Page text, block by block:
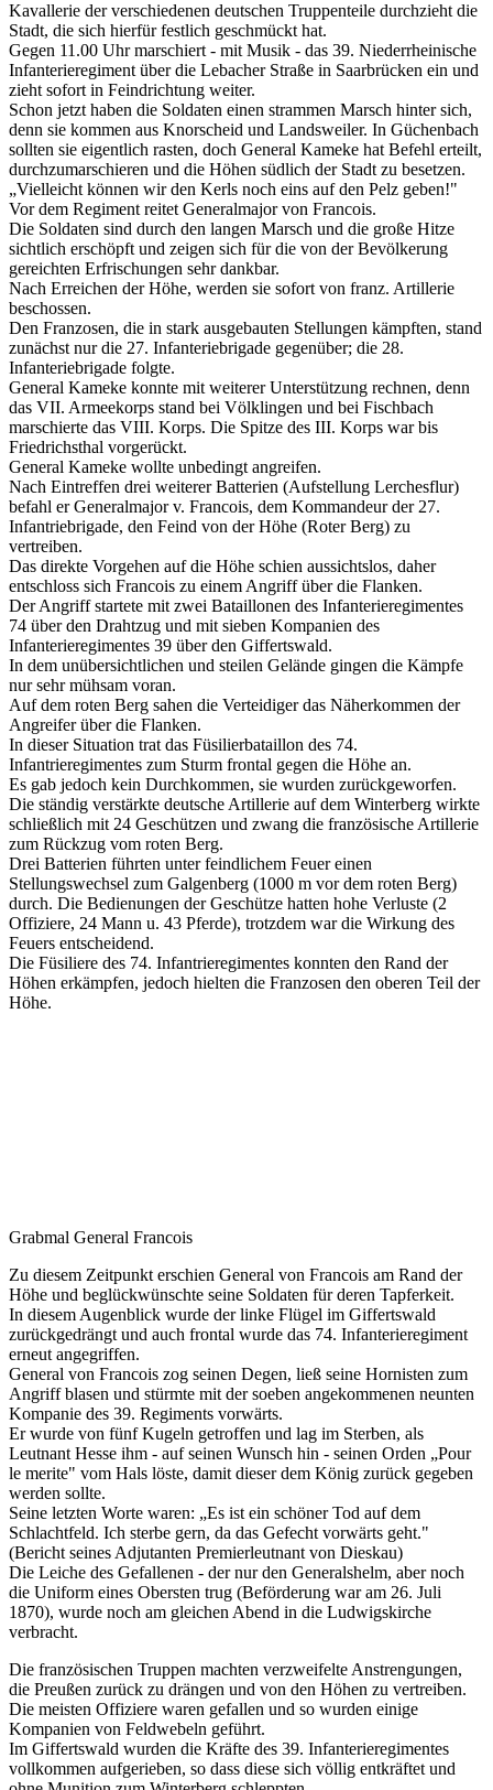
Kavallerie der verschiedenen deutschen Truppenteile durchzieht die
Stadt, die sich hierfür festlich geschmückt hat.
Gegen 11.00 Uhr marschiert - mit Musik - das 39. Niederrheinische
Infanterieregiment über die Lebacher Straße in Saarbrücken ein und
zieht sofort in Feindrichtung weiter.
Schon jetzt haben die Soldaten einen strammen Marsch hinter sich,
denn sie kommen aus Knorscheid und Landsweiler. In Güchenbach
sollten sie eigentlich rasten, doch General Kameke hat Befehl erteilt,
durchzumarschieren und die Höhen südlich der Stadt zu besetzen.
„Vielleicht können wir den Kerls noch eins auf den Pelz geben!"
Vor dem Regiment reitet Generalmajor von Francois.
Die Soldaten sind durch den langen Marsch und die große Hitze
sichtlich erschöpft und zeigen sich für die von der Bevölkerung
gereichten Erfrischungen sehr dankbar.
Nach Erreichen der Höhe, werden sie sofort von franz. Artillerie
beschossen.
Den Franzosen, die in stark ausgebauten Stellungen kämpften, stand
zunächst nur die 27. Infanteriebrigade gegenüber; die 28.
Infanteriebrigade folgte.
General Kameke konnte mit weiterer Unterstützung rechnen, denn
das VII. Armeekorps stand bei Völklingen und bei Fischbach
marschierte das VIII. Korps. Die Spitze des III. Korps war bis
Friedrichsthal vorgerückt.
General Kameke wollte unbedingt angreifen.
Nach Eintreffen drei weiterer Batterien (Aufstellung Lerchesflur)
befahl er Generalmajor v. Francois, dem Kommandeur der 27.
Infantriebrigade, den Feind von der Höhe (Roter Berg) zu
vertreiben.
Das direkte Vorgehen auf die Höhe schien aussichtslos, daher
entschloss sich Francois zu einem Angriff über die Flanken.
Der Angriff startete mit zwei Bataillonen des Infanterieregimentes
74 über den Drahtzug und mit sieben Kompanien des
Infanterieregimentes 39 über den Giffertswald.
In dem unübersichtlichen und steilen Gelände gingen die Kämpfe
nur sehr mühsam voran.
Auf dem roten Berg sahen die Verteidiger das Näherkommen der
Angreifer über die Flanken.
In dieser Situation trat das Füsilierbataillon des 74.
Infantrieregimentes zum Sturm frontal gegen die Höhe an.
Es gab jedoch kein Durchkommen, sie wurden zurückgeworfen.
Die ständig verstärkte deutsche Artillerie auf dem Winterberg wirkte
schließlich mit 24 Geschützen und zwang die französische Artillerie
zum Rückzug vom roten Berg.
Drei Batterien führten unter feindlichem Feuer einen
Stellungswechsel zum Galgenberg (1000 m vor dem roten Berg)
durch. Die Bedienungen der Geschütze hatten hohe Verluste (2
Offiziere, 24 Mann u. 43 Pferde), trotzdem war die Wirkung des
Feuers entscheidend.
Die Füsiliere des 74. Infantrieregimentes konnten den Rand der
Höhen erkämpfen, jedoch hielten die Franzosen den oberen Teil der
Höhe.
Grabmal General Francois
Zu diesem Zeitpunkt erschien General von Francois am Rand der
Höhe und beglückwünschte seine Soldaten für deren Tapferkeit.
In diesem Augenblick wurde der linke Flügel im Giffertswald
zurückgedrängt und auch frontal wurde das 74. Infanterieregiment
erneut angegriffen.
General von Francois zog seinen Degen, ließ seine Hornisten zum
Angriff blasen und stürmte mit der soeben angekommenen neunten
Kompanie des 39. Regiments vorwärts.
Er wurde von fünf Kugeln getroffen und lag im Sterben, als
Leutnant Hesse ihm - auf seinen Wunsch hin - seinen Orden „Pour
le merite" vom Hals löste, damit dieser dem König zurück gegeben
werden sollte.
Seine letzten Worte waren: „Es ist ein schöner Tod auf dem
Schlachtfeld. Ich sterbe gern, da das Gefecht vorwärts geht."
(Bericht seines Adjutanten Premierleutnant von Dieskau)
Die Leiche des Gefallenen - der nur den Generalshelm, aber noch
die Uniform eines Obersten trug (Beförderung war am 26. Juli
1870), wurde noch am gleichen Abend in die Ludwigskirche
verbracht.
Die französischen Truppen machten verzweifelte Anstrengungen,
die Preußen zurück zu drängen und von den Höhen zu vertreiben.
Die meisten Offiziere waren gefallen und so wurden einige
Kompanien von Feldwebeln geführt.
Im Giffertswald wurden die Kräfte des 39. Infanterieregimentes
vollkommen aufgerieben, so dass diese sich völlig entkräftet und